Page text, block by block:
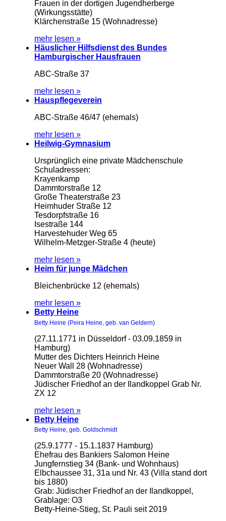
Frauen in der dortigen Jugendherberge
(Wirkungsstätte)
Klärchenstraße 15 (Wohnadresse)
mehr lesen »
Häuslicher Hilfsdienst des Bundes
Hamburgischer Hausfrauen
ABC-Straße 37
mehr lesen »
Hauspflegeverein
ABC-Straße 46/47 (ehemals)
mehr lesen »
Heilwig-Gymnasium
Ursprünglich eine private Mädchenschule
Schuladressen:
Krayenkamp
Dammtorstraße 12
Große Theaterstraße 23
Heimhuder Straße 12
Tesdorpfstraße 16
Isestraße 144
Harvestehuder Weg 65
Wilhelm-Metzger-Straße 4 (heute)
mehr lesen »
Heim für junge Mädchen
Bleichenbrücke 12 (ehemals)
mehr lesen »
Betty Heine
Betty Heine (Peira Heine, geb. van Geldern)
(27.11.1771 in Düsseldorf - 03.09.1859 in
Hamburg)
Mutter des Dichters Heinrich Heine
Neuer Wall 28 (Wohnadresse)
Dammtorstraße 20 (Wohnadresse)
Jüdischer Friedhof an der Ilandkoppel Grab Nr.
ZX 12
mehr lesen »
Betty Heine
Betty Heine, geb. Goldschmidt
(25.9.1777 - 15.1.1837 Hamburg)
Ehefrau des Bankiers Salomon Heine
Jungfernstieg 34 (Bank- und Wohnhaus)
Elbchaussee 31, 31a und Nr. 43 (Villa stand dort
bis 1880)
Grab: Jüdischer Friedhof an der Ilandkoppel,
Grablage: O3
Betty-Heine-Stieg, St. Pauli seit 2019